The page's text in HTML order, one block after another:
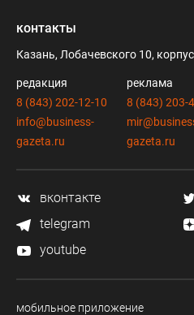
контакты
Казань, Лобачевского 10,
редакция
8 (843) 202-12-10
info@business-
gazeta.ru
реклама
8 (843) 203-
gazeta.ru
вконтакте
telegram
youtube
мобильное приложение